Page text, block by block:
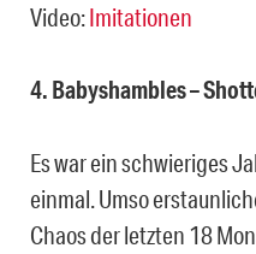
Video:Imitationen
4. Babyshambles –
Es war ein schwieriges
einmal. Umso
Chaos der letzten 18